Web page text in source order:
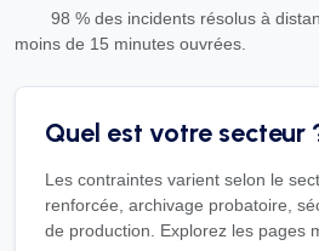
98 % des incidents résolus à
moins de 15 minutes ouvrées.
Quel est votre secteur
Les contraintes varient selon le
renforcée, archivage probatoire,
de production. Explorez les pages